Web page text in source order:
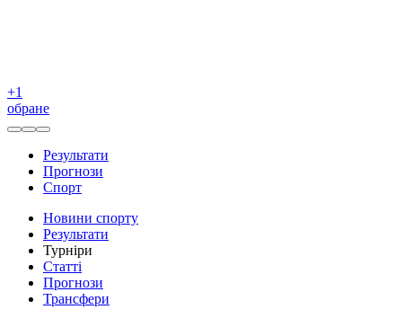
+1
обране
Результати
Прогнози
Спорт
Новини спорту
Результати
Турніри
Статті
Прогнози
Трансфери